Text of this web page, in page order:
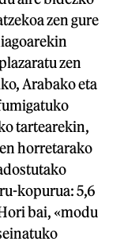
zen gure
zen
Arabako eta
tartearekin,
horretarako
kopurua: 5,6
bai, «modu